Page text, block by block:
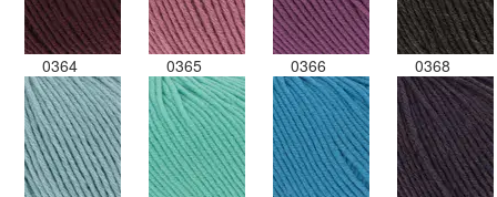
0364 0365 0366 0368